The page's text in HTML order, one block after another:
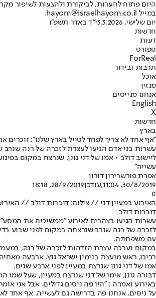
היום פתוח להערות, לביקורת ולהצעות לשיפור
במייל hayom@israelhayom.co.il.
יום שלישי, 3.3.2026
י"ד באדר תשפ"ו
חדשות
דעות
ספורט
ForReal
תרבות ובידור
אוכל
מגזין
אנחנו מגייסים
English
X
חדשות
בארץ
"אף אחד לא צריך לפחד לטייל בארץ שלנו": זוכרים
עשרות בני אדם הגיעו לעצרת לזכרה של רנה שנרב
ליישוב דולב • אמו של דני גונן, שנרצח במקום
עשייה"
אפרת פורשרירון דורון
30/8/2019, 11:04
,עודכן28/9/2019, 18:18
0
האירוע במעיין דני // צילום: דוברות דולב //
דוברות דולב
עשרות הגיעו בצהרים לאירוע ״ממשיכים את המסע"
לזכרה של רנה שנרב שנרצחה במקום לפני שבוע
עם משפחתה.
במקום נערכה עצרת הזדהות לזכרה של רנה, במעמד
רביבו, ראש מועצת בנימין ישראל גנץ, ארבעה
אמו של דני גונן שנרצח במעיין לפני ארבע שנים.
דבורה גונן, אימו של דני שנרצח במעיין, שעל שמו
באירוע ואמרה : "היו פה ניסים גדולים. אבל אני
על ניסים. אנחנו פה בדרישה גם לעשייה. אף אחד